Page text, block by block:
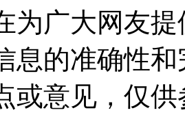
为广大网友
息的准确性
或意见，仅